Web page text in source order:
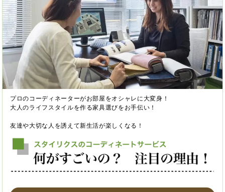
プロのコーディネーターがお部屋をオシャレに大変身！
大人のライフスタイルを作る家具選びをお手伝い！
友達や大切な人を誘えて新生活が楽しくなる！